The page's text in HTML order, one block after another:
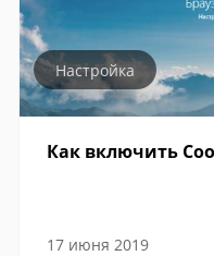
Настройка
Как включить
17 июня 2019